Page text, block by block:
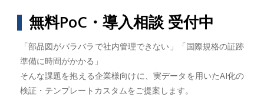
無料PoC・導入相談 受付中
「部品図がバラバラで社内管理できない」「国際規格の証跡
準備に時間がかかる」
そんな課題を抱える企業様向けに、実データを用いたAI化の
検証・テンプレートカスタムをご提案します。